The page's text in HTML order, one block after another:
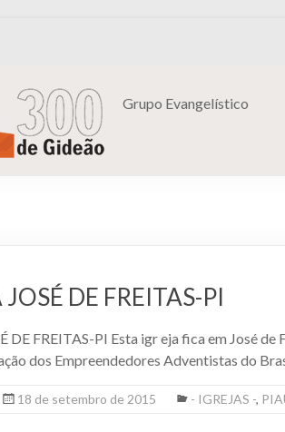
Grupo Evangelístico
JOSÉ DE FREITAS-PI
DE FREITAS-PI Esta igr eja fica em José
dos Empreendedores Adventistas do
18 de setembro de 2015 - IGREJAS -,